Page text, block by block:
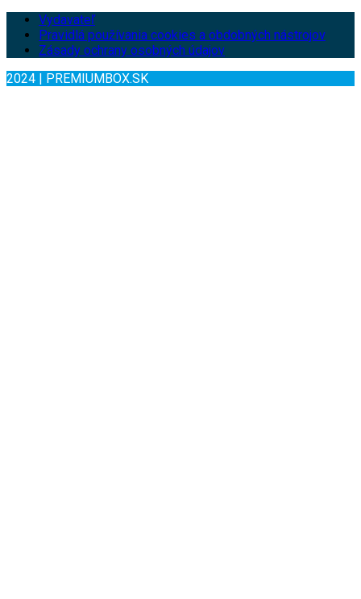
Vydavateľ
Pravidlá používania cookies a obdobných nástrojov
Zásady ochrany osobných údajov
2024 | PREMIUMBOX.SK